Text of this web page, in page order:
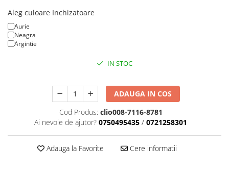
Aleg culoare Inchizatoare
Aurie
Neagra
Argintie
IN STOC
ADAUGA IN COS
Cod Produs: clio008-7116-8781
Ai nevoie de ajutor? 0750495435 / 0721258301
Adauga la Favorite Cere informatii